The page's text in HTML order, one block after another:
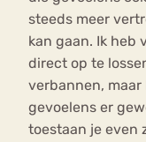
steeds meer
kan gaan. Ik heb
direct op te
verbannen, maar
gevoelens er
toestaan je even